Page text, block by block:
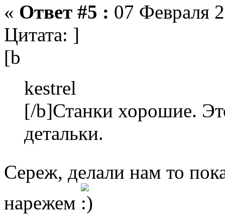
« Ответ #5 : 07 Февраля
Цитата: ]
[b
kestrel
[/b]Станки хорошие.
детальки.
Сереж, делали нам то
нарежем